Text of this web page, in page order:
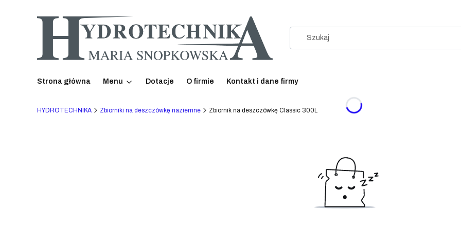
Strona główna Menu Dotacje O firmie Kontakt i dane firmy
HYDROTECHNIKA Zbiorniki na deszczówkę naziemne Zbiornik na deszczówkę Classic 300L